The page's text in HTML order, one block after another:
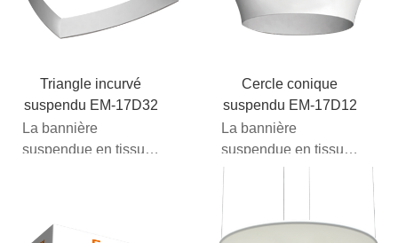
Triangle incurvé
suspendu EM-17D32
La bannière
suspendue en tissu
éléments
Cercle conique
suspendu EM-17D12
La bannière
suspendue en tissu
est indispensable si
éléments